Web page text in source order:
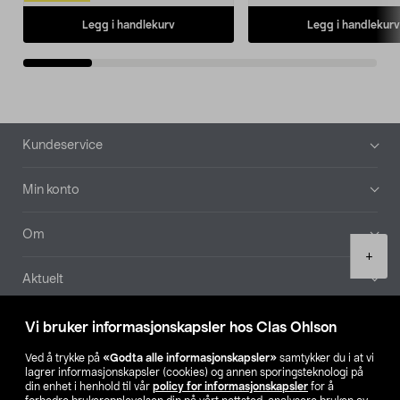
Vi bruker informasjonskapsler hos Clas Ohlson
Ved å trykke på «Godta alle informasjonskapsler» samtykker du i at vi
lagrer informasjonskapsler (cookies) og annen sporingsteknologi på
din enhet i henhold til vår policy for informasjonskapsler for å
+
Legg i handlekurv Legg i handlekurv
Bunntekst
Kundeservice
Min konto
Om
Aktuelt
Våre selskaper
Finn din butikk